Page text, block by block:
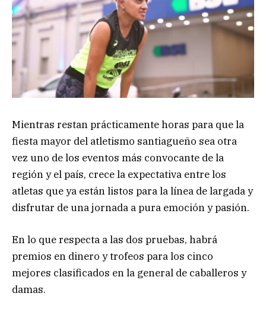
Mientras restan prácticamente horas para que la
fiesta mayor del atletismo santiagueño sea otra
vez uno de los eventos más convocante de la
región y el país, crece la expectativa entre los
atletas que ya están listos para la línea de largada y
disfrutar de una jornada a pura emoción y pasión.
En lo que respecta a las dos pruebas, habrá
premios en dinero y trofeos para los cinco
mejores clasificados en la general de caballeros y
damas.